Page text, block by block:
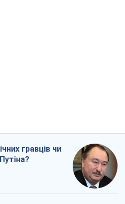
гравців чи